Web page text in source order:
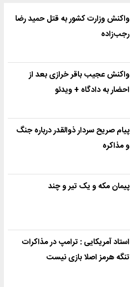
واکنش وزارت کشور به قتل حمید رضا
رجب‌زاده
واکنش عجیب باقر خرازی بعد از
احضار به دادگاه + ویدئو
پیام صریح سردار ذوالقدر درباره جنگ
و مذاکره
پیمان مکه و یک تیر و چند
استاد آمریکایی : ترامپ در مذاکرات
تنگه هرمز اصلا بازی نیست